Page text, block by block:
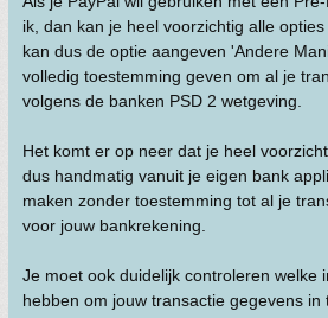
ik, dan kan je heel voorzichtig alle
kan dus de optie aangeven 'Andere
volledig toestemming geven om al je
volgens de banken PSD 2 wetgeving.
Het komt er op neer dat je heel
dus handmatig vanuit je eigen bank
maken zonder toestemming tot al je
voor jouw bankrekening.
Je moet ook duidelijk controleren welke
hebben om jouw transactie gegevens in